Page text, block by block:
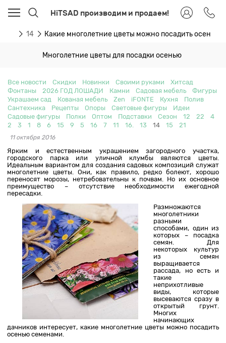
HiTSAD производим и продаем!
14 Какие многолетние цветы можно посадить осенью
Многолетние цветы для посадки осенью
Все новости Скидки Новинки Своими руками
Хитсад
Фонтаны
2026 ГОД ЛОШАДИ Камни Садовая мебель
Фигуры
Украшаем сад
Кованая мебель Zen iFONTE Кухня
Полив
Сантехника
Рецепты Опоры Световые фигуры
Идеи
Садовые фигуры
Полки Оптом Подставки Сезон 12 22
4
2
3 1 8 6 15 9 5 16 7 11 16. 13 14 15 21
11 октября 2016
Ярким и естественным украшением загородного участка,
городского парка или уличной клумбы являются цветы.
Идеальным вариантом для создания садовых композиций служат
многолетние цветы. Они, как правило, редко болеют, хорошо
переносят морозы, нетребовательны к почвам. Но их основное
преимущество – отсутствие необходимости ежегодной
пересадки.
Размножаются
многолетники
разными
способами, один из
которых – посадка
семян. Для
некоторых культур
из семян
выращивается
рассада, но есть и
такие
неприхотливые
виды, которые
высеваются сразу в
открытый грунт.
Многих
начинающих
дачников интересует, какие многолетние цветы можно посадить
осенью семенами.